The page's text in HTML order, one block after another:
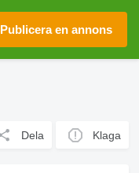
Publicera en annons
Dela Klaga